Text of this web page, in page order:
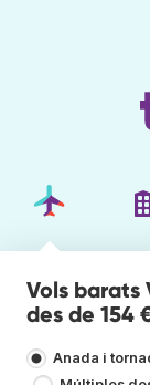
Vols barats
des de 154
Anada i